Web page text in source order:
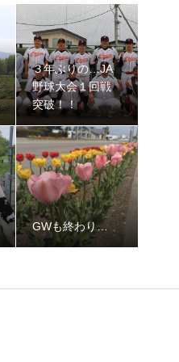
３年ぶりの…JA
野球大会１回戦
突破！！
GWも終わり…